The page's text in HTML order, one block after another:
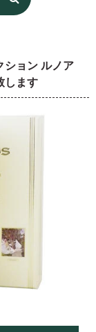
ション ルノア
します